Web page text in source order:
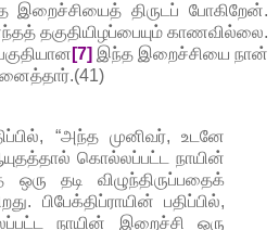
திருடப் போகிறேன்.
தகுதியிழப்பையும் காணவில்லை.
[7] இந்த இறைச்சியை நான்
“அந்த முனிவர், உடனே
கொல்லப்பட்ட நாயின்
தடி விழுந்திருப்பதைக்
பிபேக்திப்ராயின் பதிப்பில்,
நாயின் இறைச்சி ஒரு